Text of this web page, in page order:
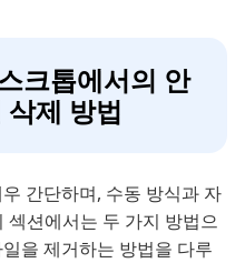
크톱에서의 안
제 방법
간단하며, 수동 방식과 자
섹션에서는 두 가지 방법으
을 제거하는 방법을 다루